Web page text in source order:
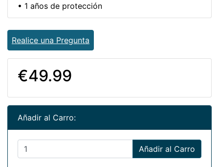
• 1 años de protección
Realice una Pregunta
€49.99
Añadir al Carro:
Añadir al Carro